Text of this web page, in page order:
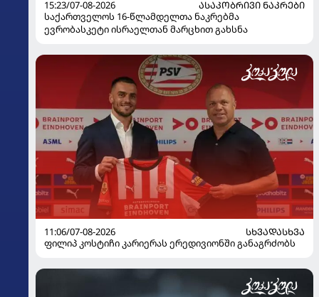
15:23/07-08-2026
ᲐᲡᲐᲙᲝᲑᲠᲘᲕᲘ ᲜᲐᲙᲠᲔᲑᲘ
საქართველოს 16-წლამდელთა ნაკრებმა
ევრობასკეტი ისრაელთან მარცხით გახსნა
11:06/07-08-2026
ᲡᲮᲕᲐᲓᲐᲡᲮᲕᲐ
ფილიპ კოსტიჩი კარიერას ერედივიონში განაგრძობს